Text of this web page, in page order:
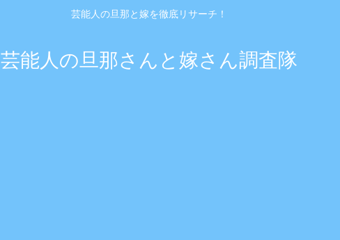
芸能人の旦那と嫁を徹底リサーチ！
芸能人の旦那さんと嫁さん調査隊